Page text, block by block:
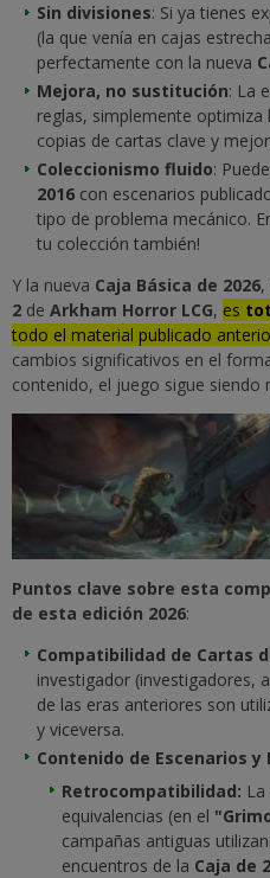
Sin divisiones: Si ya tienes
(la que venía en cajas
perfectamente con la nueva
Mejora, no sustitución: La
reglas, simplemente optimiza
copias de cartas clave y
Coleccionismo fluido:
2016 con escenarios
tipo de problema mecánico.
tu colección también!
Y la nueva Caja Básica de 2026,
2 de Arkham Horror LCG, es
todo el material publicado
cambios significativos en el
contenido, el juego sigue siendo
Puntos clave sobre esta
de esta edición 2026:
Compatibilidad de Cartas
investigador (investigadores,
de las eras anteriores son
y viceversa.
Contenido de Escenarios y
Retrocompatibilidad:
equivalencias (en el
campañas antiguas
encuentros de la Caja de